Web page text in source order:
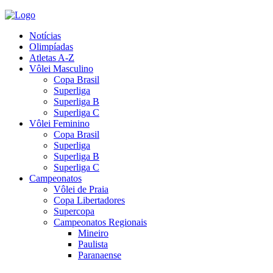
Notícias
Olimpíadas
Atletas A-Z
Vôlei Masculino
Copa Brasil
Superliga
Superliga B
Superliga C
Vôlei Feminino
Copa Brasil
Superliga
Superliga B
Superliga C
Campeonatos
Vôlei de Praia
Copa Libertadores
Supercopa
Campeonatos Regionais
Mineiro
Paulista
Paranaense